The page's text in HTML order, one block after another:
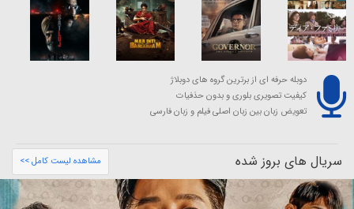
دوبله حرفه ای از برترین گروه های دوبلاژ
کیفیت تصویری بلوری و بدون حذفیات
تعویض زبان بین زبان اصلی فیلم و زبان فارسی
سریال های بروز شده مشاهده لیست کامل >>